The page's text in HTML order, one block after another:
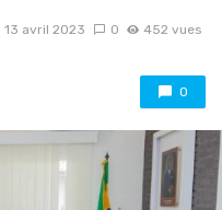
13 avril 2023 0 452 vues
0